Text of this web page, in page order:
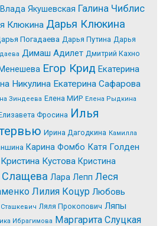
Влада Якушевская Галина Чиблис
Клюкина Дарья Клюкина
Погадаева Дарья Путина Дарья
Димаш Адилет Дмитрий Кахно
Егор Крид Екатерина
Никулина Екатерина Сафарова
Зиндеева Елена МИР Елена Рыдкина
Фросина Илья
Ирина Дагодкина Камилла
Карина Фомбо Катя Голден
Кристина Кустова Кристина
Слащева Лара Лепп Леся
Лилия Коцур Любовь
Ляля Прокопович Ляпы
Ибрагимова Маргарита Слуцкая